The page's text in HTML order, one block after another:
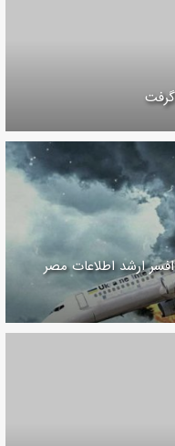
ارشد اطلاعات مصر